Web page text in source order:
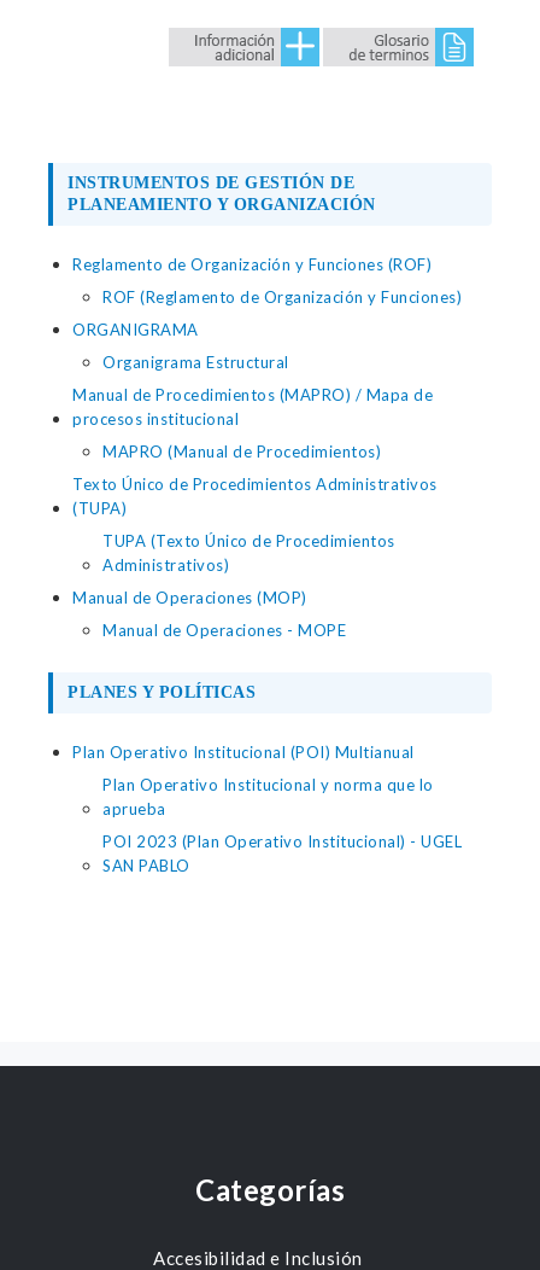
INSTRUMENTOS DE GESTIÓN DE
PLANEAMIENTO Y ORGANIZACIÓN
Reglamento de Organización y Funciones (ROF)
ROF (Reglamento de Organización y Funciones)
ORGANIGRAMA
Organigrama Estructural
Manual de Procedimientos (MAPRO) / Mapa de
procesos institucional
MAPRO (Manual de Procedimientos)
Texto Único de Procedimientos Administrativos
(TUPA)
TUPA (Texto Único de Procedimientos
Administrativos)
Manual de Operaciones (MOP)
Manual de Operaciones - MOPE
PLANES Y POLÍTICAS
Plan Operativo Institucional (POI) Multianual
Plan Operativo Institucional y norma que lo
aprueba
POI 2023 (Plan Operativo Institucional) - UGEL
SAN PABLO
Categorías
Accesibilidad e Inclusión